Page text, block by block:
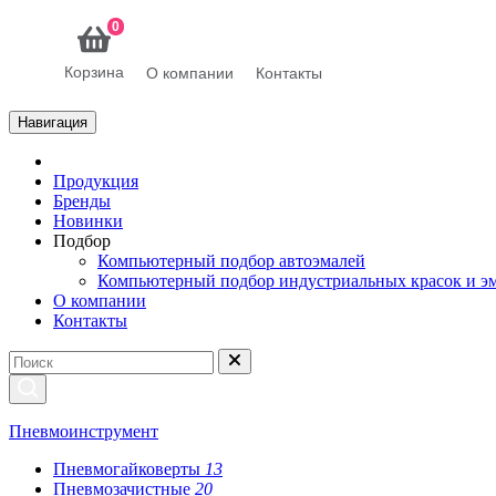
0
Корзина О компании Контакты
Навигация
Продукция
Бренды
Новинки
Подбор
Компьютерный подбор автоэмалей
Компьютерный подбор индустриальных красок и
О компании
Контакты
Пневмоинструмент
Пневмогайковерты 13
Пневмозачистные 20